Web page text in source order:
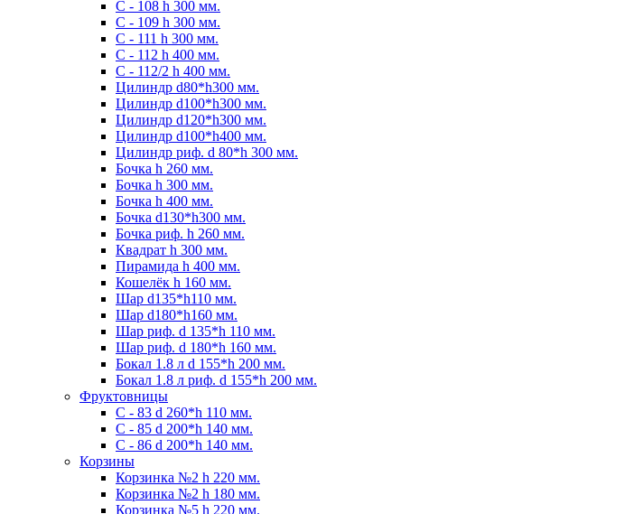
С - 108 h 300 мм.
С - 109 h 300 мм.
С - 111 h 300 мм.
C - 112 h 400 мм.
С - 112/2 h 400 мм.
Цилиндр d80*h300 мм.
Цилиндр d100*h300 мм.
Цилиндр d120*h300 мм.
Цилиндр d100*h400 мм.
Цилиндр риф. d 80*h 300 мм.
Бочка h 260 мм.
Бочка h 300 мм.
Бочка h 400 мм.
Бочка d130*h300 мм.
Бочка риф. h 260 мм.
Квадрат h 300 мм.
Пирамида h 400 мм.
Кошелёк h 160 мм.
Шар d135*h110 мм.
Шар d180*h160 мм.
Шар риф. d 135*h 110 мм.
Шар риф. d 180*h 160 мм.
Бокал 1.8 л d 155*h 200 мм.
Бокал 1.8 л риф. d 155*h 200 мм.
Фруктовницы
С - 83 d 260*h 110 мм.
С - 85 d 200*h 140 мм.
С - 86 d 200*h 140 мм.
Корзины
Корзинка №2 h 220 мм.
Корзинка №2 h 180 мм.
Корзинка №5 h 220 мм.